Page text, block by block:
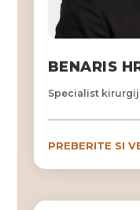
BENARIS
Specialist
PREBERITE SI